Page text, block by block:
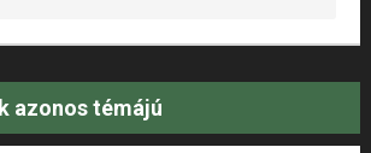
azonos témájú